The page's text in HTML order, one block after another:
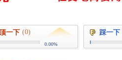
一下 (0)
0.00%
踩一下